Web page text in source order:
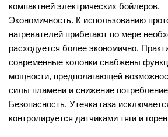
компактней электрических бойлеров.
Экономичность. К использованию
нагревателей прибегают по мере
расходуется более экономично.
современные колонки снабжены
мощности, предполагающей
силы пламени и снижение потребление
Безопасность. Утечка газа
контролируется датчиками тяги и